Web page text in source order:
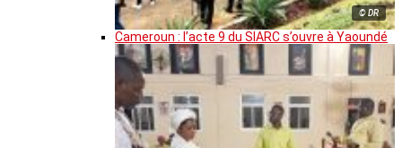
© DR
Cameroun : l’acte 9 du SIARC s’ouvre à Yaoundé